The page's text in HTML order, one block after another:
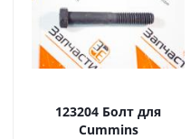
123204 Болт для
Cummins